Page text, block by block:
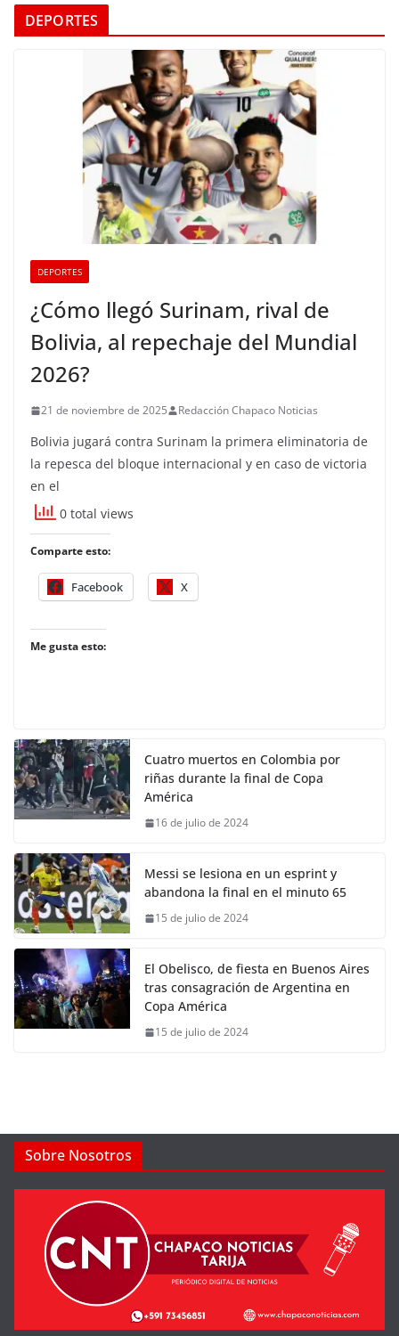
DEPORTES
DEPORTES
¿Cómo llegó Surinam, rival de
Bolivia, al repechaje del Mundial
2026?
21 de noviembre de 2025 Redacción Chapaco Noticias
Bolivia jugará contra Surinam la primera eliminatoria de
la repesca del bloque internacional y en caso de victoria
en el
0 total views
Comparte esto:
Facebook X
Me gusta esto:
Cuatro muertos en Colombia por
riñas durante la final de Copa
América
16 de julio de 2024
Messi se lesiona en un esprint y
abandona la final en el minuto 65
15 de julio de 2024
El Obelisco, de fiesta en Buenos Aires
tras consagración de Argentina en
Copa América
15 de julio de 2024
Sobre Nosotros